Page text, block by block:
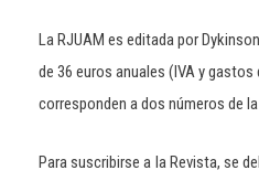
La RJUAM es editada por
de 36 euros anuales (IVA y
corresponden a dos números de
Para suscribirse a la Revista, se